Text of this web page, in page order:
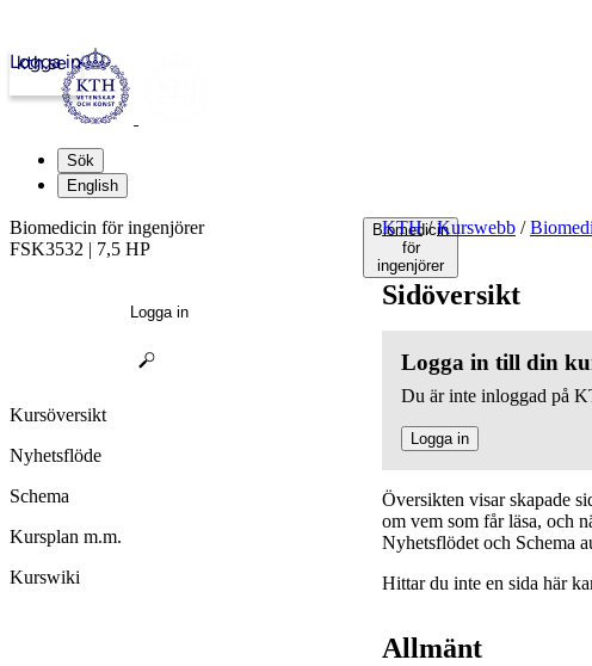
kth.se
Logga in
Sök
English
Biomedicin
för
ingenjörer
KTH / Kurswebb /
Sidöversikt
Logga in till din
Du är inte inloggad på
Logga in
Översikten visar skapade
om vem som får läsa, och
Nyhetsflödet och Schema
Hittar du inte en sida här
Allmänt
Biomedicin för ingenjörer
FSK3532 | 7,5 HP
Logga in
Kursöversikt
Nyhetsflöde
Schema
Kursplan m.m.
Kurswiki